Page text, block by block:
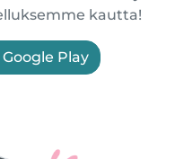
kautta!
Google Play